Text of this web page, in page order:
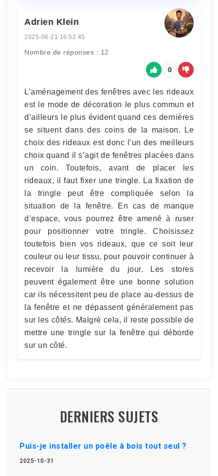
Adrien Klein
2025-06-21 16:52:45
Nombre de réponses : 12
0
L’aménagement des fenêtres avec les rideaux
est le mode de décoration le plus commun et
d’ailleurs le plus évident quand ces dernières
se situent dans des coins de la maison. Le
choix des rideaux est donc l’un des meilleurs
choix quand il s’agit de fenêtres placées dans
un coin. Toutefois, avant de placer les
rideaux, il faut fixer une tringle. La fixation de
la tringle peut être compliquée selon la
situation de la fenêtre. En cas de manque
d’espace, vous pourrez être amené à ruser
pour positionner votre tringle. Choisissez
toutefois bien vos rideaux, que ce soit leur
couleur ou leur tissu, pour pouvoir continuer à
recevoir la lumière du jour. Les stores
peuvent également être une bonne solution
car ils nécessitent peu de place au-dessus de
la fenêtre et ne dépassent généralement pas
sur les côtés. Malgré cela, il reste possible de
mettre une tringle sur la fenêtre qui déborde
sur un côté.
DERNIERS SUJETS
Puis-je installer un poêle à bois tout seul ?
2025-10-31